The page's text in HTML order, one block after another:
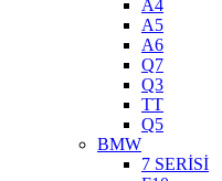
A4
A5
A6
Q7
Q3
TT
Q5
BMW
7 SERİSİ